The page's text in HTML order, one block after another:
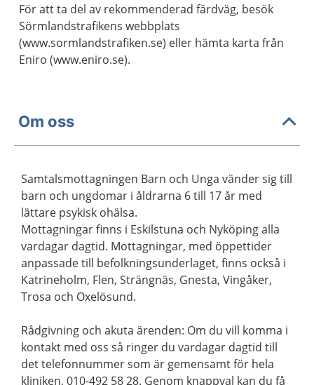
För att ta del av rekommenderad färdväg, besök
Sörmlandstrafikens webbplats
(www.sormlandstrafiken.se) eller hämta karta från
Eniro (www.eniro.se).
Om oss
Samtalsmottagningen Barn och Unga vänder sig till
barn och ungdomar i åldrarna 6 till 17 år med
lättare psykisk ohälsa.
Mottagningar finns i Eskilstuna och Nyköping alla
vardagar dagtid. Mottagningar, med öppettider
anpassade till befolkningsunderlaget, finns också i
Katrineholm, Flen, Strängnäs, Gnesta, Vingåker,
Trosa och Oxelösund.
Rådgivning och akuta ärenden: Om du vill komma i
kontakt med oss så ringer du vardagar dagtid till
det telefonnummer som är gemensamt för hela
kliniken, 010-492 58 28. Genom knappval kan du få